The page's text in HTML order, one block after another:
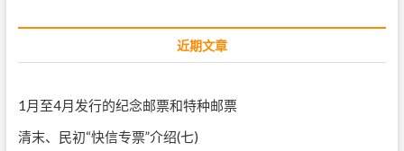
近期文章
1月至4月发行的纪念邮票和特种邮票
清末、民初“快信专票”介绍(七)